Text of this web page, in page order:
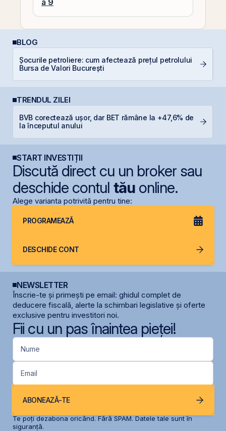
a 9
BLOG
Șocurile petroliere: cum afectează prețul petrolului
Bursa de Valori București
TRENDUL ZILEI
BVB corectează ușor, dar BET rămâne la +47,6% de
la începutul anului
START INVESTIȚII
Discută direct cu un broker sau
deschide contul tăuonline.
Alege varianta potrivită pentru tine:
PROGRAMEAZĂ
DESCHIDE CONT
NEWSLETTER
Înscrie-te și primești pe email: ghidul complet de
deducere fiscală, alerte la schimbari legislative și oferte
exclusive pentru investitori noi.
Fii cu un pas înaintea pieței!
Nume
Email
ABONEAZĂ-TE
Te poți dezabona oricând. Fără SPAM. Datele tale sunt în
siguranță.